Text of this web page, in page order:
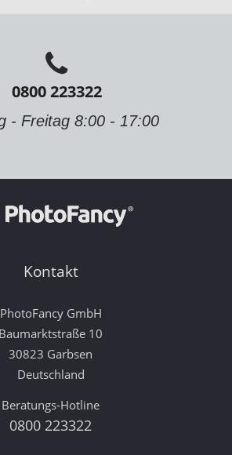
0800 223322
- Freitag 8:00 - 17:00
Kontakt
PhotoFancy GmbH
Baumarktstraße 10
30823 Garbsen
Deutschland
Beratungs-Hotline
0800 223322